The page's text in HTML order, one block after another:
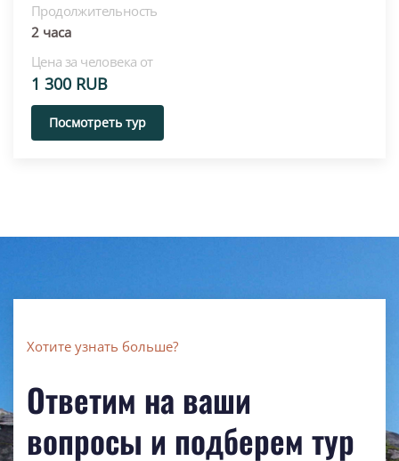
Продолжительность
2 часа
Цена за человека от
1 300 RUB
Посмотреть тур
Хотите узнать больше?
Ответим на ваши
вопросы и подберем тур